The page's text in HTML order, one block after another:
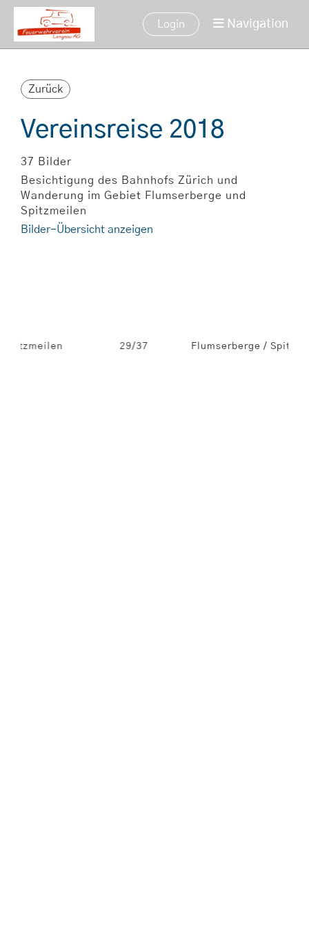
Login Navigation
Zurück
Vereinsreise 2018
37 Bilder
Besichtigung des Bahnhofs Zürich und
Wanderung im Gebiet Flumserberge und
Spitzmeilen
Bilder-Übersicht anzeigen
/ Spitzmeilen 29/37 Flumserberge /